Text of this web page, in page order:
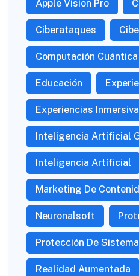
Apple Vision Pro
Ciberataques
Computación Cuántica
Educación
Experiencias
Inteligencia Artificial
Inteligencia Artíficial
Marketing De
Neuronalsoft
Protección De
Realidad Aumentada